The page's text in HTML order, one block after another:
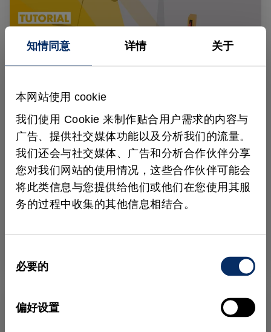
知情同意 详情 关于
本网站使用 cookie
我们使用 Cookie 来制作贴合用户需求的内容与
广告、提供社交媒体功能以及分析我们的流量。
我们还会与社交媒体、广告和分析合作伙伴分享
您对我们网站的使用情况，这些合作伙伴可能会
将此类信息与您提供给他们或他们在您使用其服
务的过程中收集的其他信息相结合。
必要的
偏好设置
如何在 MVTec HALCON 中设置与使用线
扫描相机
本教程中，我们演示如何在 MVTec HALCON 中
用线扫描相机完成图像采集——从触发设置到明
暗校正，助你获得稳定而准确的结果。